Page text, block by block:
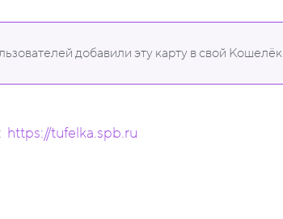
добавили эту карту в свой Кошелёк
https://tufelka.spb.ru